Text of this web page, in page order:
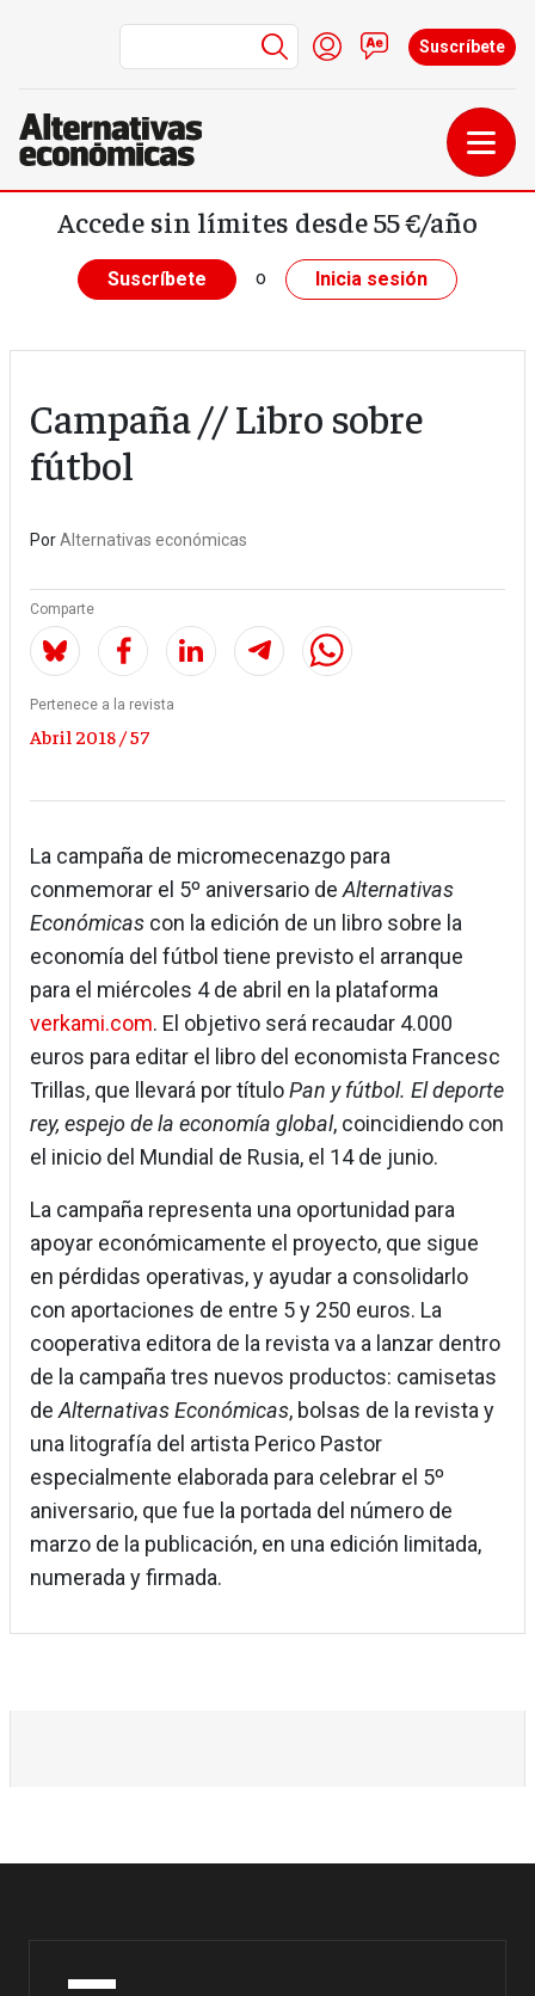
Pasar al contenido principal
Menú de cuenta de
Iniciar sesión
Contacto
Suscríbete
Accede sin límites desde 55 €/año
Suscríbete o Inicia sesión
Campaña // Libro sobre
fútbol
PorAlternativas económicas
Comparte
Pertenece a la revista
Abril 2018 / 57
La campaña de micromecenazgo para
conmemorar el 5º aniversario de Alternativas
Económicas con la edición de un libro sobre la
economía del fútbol tiene previsto el arranque
para el miércoles 4 de abril en la plataforma
verkami.com. El objetivo será recaudar 4.000
euros para editar el libro del economista Francesc
Trillas, que llevará por títuloPan y fútbol. El deporte
rey, espejo de la economía global, coincidiendo con
el inicio del Mundial de Rusia, el 14 de junio.
La campaña representa una oportunidad para
apoyar económicamente el proyecto, que sigue
en pérdidas operativas, y ayudar a consolidarlo
con aportaciones de entre 5 y 250 euros. La
cooperativa editora de la revista va a lanzar dentro
de la campaña tres nuevos productos: camisetas
de Alternativas Económicas, bolsas de la revista y
una litografía del artista Perico Pastor
especialmente elaborada para celebrar el 5º
aniversario, que fue la portada del número de
marzo de la publicación, en una edición limitada,
numerada y firmada.